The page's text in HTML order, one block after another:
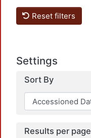
Reset filters
Settings
Sort By
Results per page